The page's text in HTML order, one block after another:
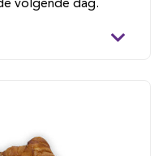
volgende dag.